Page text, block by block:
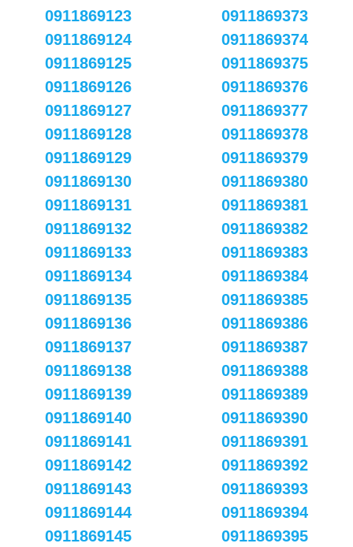
0911869123
0911869124
0911869125
0911869126
0911869127
0911869128
0911869129
0911869130
0911869131
0911869132
0911869133
0911869134
0911869135
0911869136
0911869137
0911869138
0911869139
0911869140
0911869141
0911869142
0911869143
0911869144
0911869145
0911869373
0911869374
0911869375
0911869376
0911869377
0911869378
0911869379
0911869380
0911869381
0911869382
0911869383
0911869384
0911869385
0911869386
0911869387
0911869388
0911869389
0911869390
0911869391
0911869392
0911869393
0911869394
0911869395